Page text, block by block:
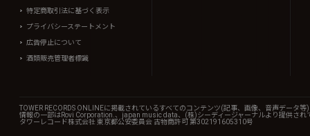
特定商取引法に基づく表示
プライバシーステートメント
広告停止について
酒類販売管理者標識
TOWER RECORDS ONLINEに掲載されているすべてのコンテンツ(記事、画像、音声データ
情報の一部はRovi Corporation.、japan music data、(株)シーディージャーナルより提供され
タワーレコード株式会社 東京都公安委員会 古物商許可 第302191605310号